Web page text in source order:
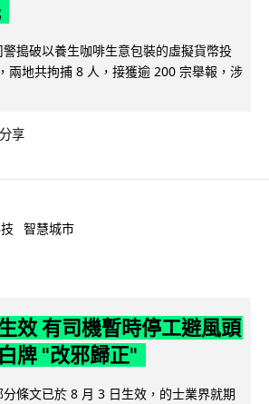
搗破以養生咖啡生意包裝的虛擬貨幣投
兩地共拘捕 8 人，接獲逾 200 宗舉報，涉
分享
智慧城市
效 有司機暫時停工避風頭
牌 "改邪歸正"
條文已於 8 月 3 日生效，的士業界就期